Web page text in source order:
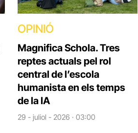
OPINIÓ
Magnifica Schola. Tres
reptes actuals pel rol
central de l’escola
humanista en els temps
de la IA
29 - juliol - 2026 · 03:00